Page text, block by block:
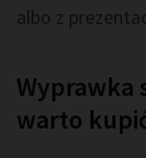
albo z
Wyprawka
warto